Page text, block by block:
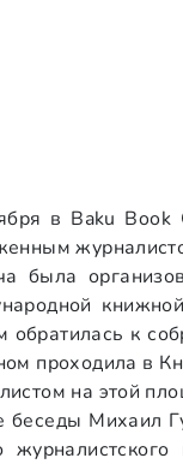
в Baku Book
была
обратилась к
проходила в
на этой
беседы Михаил